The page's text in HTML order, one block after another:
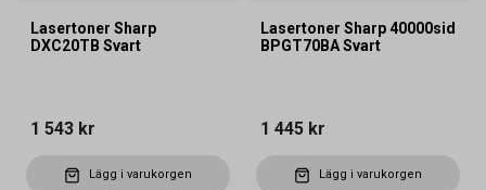
Lasertoner Sharp
DXC20TB Svart
1 543 kr
Lägg i varukorgen
Lasertoner Sharp 40000sid
BPGT70BA Svart
1 445 kr
Lägg i varukorgen